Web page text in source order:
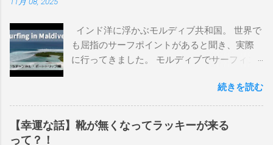
ーメイドビーチ 最もロングライドしてきたポ
イント スナッパー、レインボーベイ、グリ
ーンマウント、クーリービーチ、キラ、レノ
狙っているポイント バーレー、キラ、レイ
ンボーベイ、クーリービーチ 絶対に入りたい
ポイント ベルズビーチ、グレートオーシャ
インド洋に浮かぶモルディブ共和国。 世界で
も屈指のサーフポイントがあると聞き、実際
に行ってきました。 モルディブでサーフィン
テルやリゾートに滞在して目の前のブレイク
を独占するスタイル。もうひとつが、複数の
ポイントを巡る「ボートトリップ」です。 今
回はそのボートトリップで、時間と空間の贅
続きを読む
【幸運な話】靴が無くなってラッキーが来る
って？！